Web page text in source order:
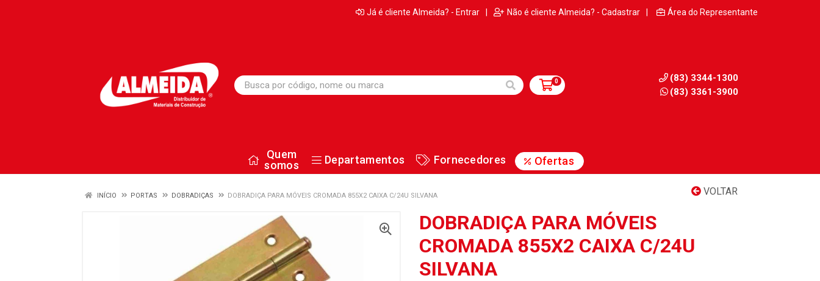
Já é cliente Almeida? - Entrar | Não é cliente Almeida? - Cadastrar | Área do Representante
0
(83) 3344-1300
(83) 3361-3900
Quem
somos
Departamentos Fornecedores Ofertas
VOLTAR
INÍCIO PORTAS DOBRADIÇAS DOBRADIÇA PARA MÓVEIS CROMADA 855X2 CAIXA C/24U SILVANA
DOBRADIÇA PARA MÓVEIS
CROMADA 855X2 CAIXA C/24U
SILVANA